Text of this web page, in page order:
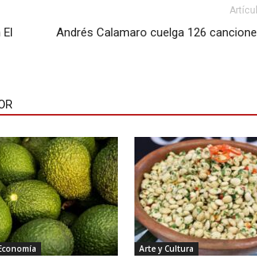
Andrés Calamaro cuelga 126
Arte y Cultura